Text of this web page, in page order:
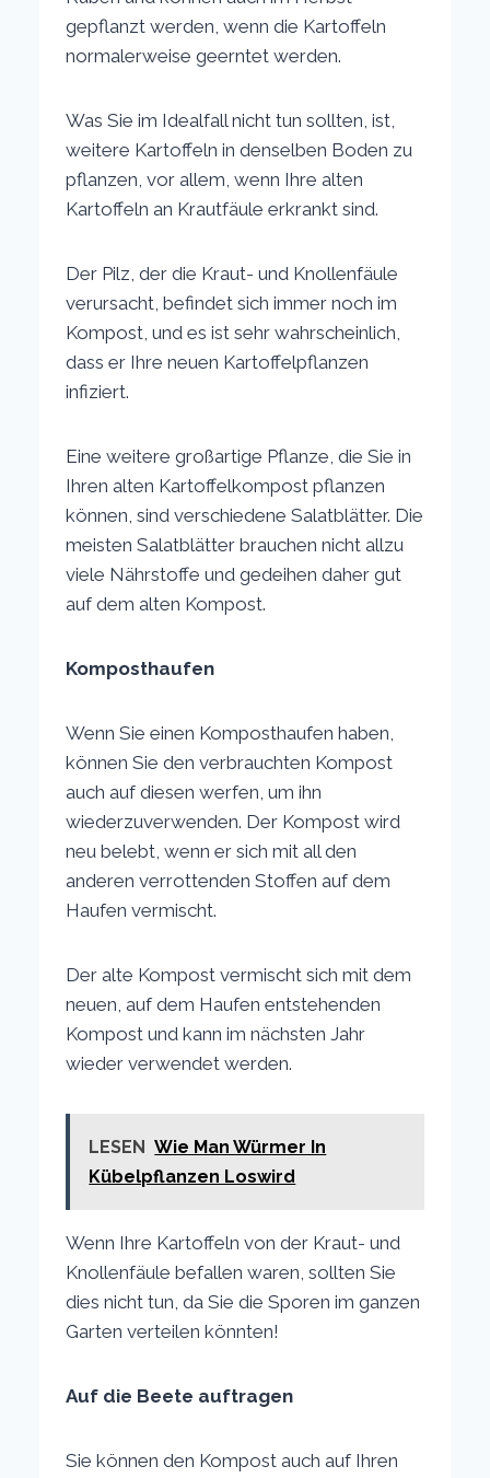
gepflanzt werden, wenn die Kartoffeln
normalerweise geerntet werden.
Was Sie im Idealfall nicht tun sollten, ist,
weitere Kartoffeln in denselben Boden zu
pflanzen, vor allem, wenn Ihre alten
Kartoffeln an Krautfäule erkrankt sind.
Der Pilz, der die Kraut- und Knollenfäule
verursacht, befindet sich immer noch im
Kompost, und es ist sehr wahrscheinlich,
dass er Ihre neuen Kartoffelpflanzen
infiziert.
Eine weitere großartige Pflanze, die Sie in
Ihren alten Kartoffelkompost pflanzen
können, sind verschiedene Salatblätter. Die
meisten Salatblätter brauchen nicht allzu
viele Nährstoffe und gedeihen daher gut
auf dem alten Kompost.
Komposthaufen
Wenn Sie einen Komposthaufen haben,
können Sie den verbrauchten Kompost
auch auf diesen werfen, um ihn
wiederzuverwenden. Der Kompost wird
neu belebt, wenn er sich mit all den
anderen verrottenden Stoffen auf dem
Haufen vermischt.
Der alte Kompost vermischt sich mit dem
neuen, auf dem Haufen entstehenden
Kompost und kann im nächsten Jahr
wieder verwendet werden.
LESEN Wie Man Würmer In
Kübelpflanzen Loswird
Wenn Ihre Kartoffeln von der Kraut- und
Knollenfäule befallen waren, sollten Sie
dies nicht tun, da Sie die Sporen im ganzen
Garten verteilen könnten!
Auf die Beete auftragen
Sie können den Kompost auch auf Ihren